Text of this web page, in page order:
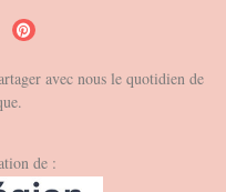
avec nous le quotidien de
de :